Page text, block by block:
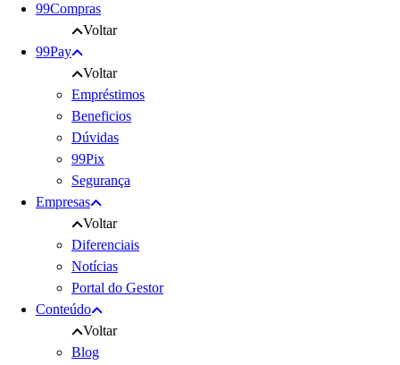
99Compras
Voltar
99Pay
Voltar
Empréstimos
Beneficios
Dúvidas
99Pix
Segurança
Empresas
Voltar
Diferenciais
Notícias
Portal do Gestor
Conteúdo
Voltar
Blog